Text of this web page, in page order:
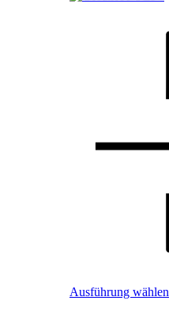
Ausführung wählen